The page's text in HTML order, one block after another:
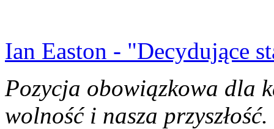
Ian Easton - "Decydujące
Pozycja obowiązkowa dla
wolność i nasza przyszłość.